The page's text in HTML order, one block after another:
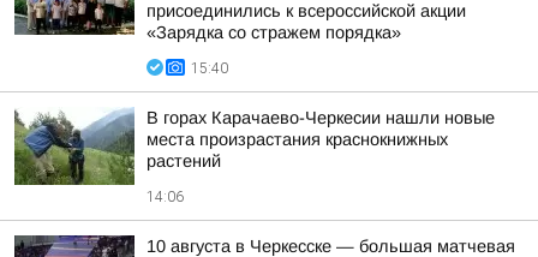
присоединились к всероссийской акции
«Зарядка со стражем порядка»
15:40
В горах Карачаево-Черкесии нашли новые
места произрастания краснокнижных
растений
14:06
10 августа в Черкесске — большая матчевая